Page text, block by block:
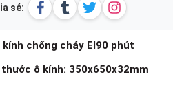
sẻ:
kính chống cháy EI90 phút
thước ô kính: 350x650x32mm